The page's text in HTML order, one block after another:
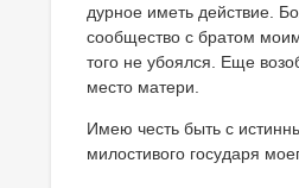
дурное иметь действие.
сообщество с братом
того не убоялся. Еще
место матери.
Имею честь быть с
милостивого государя